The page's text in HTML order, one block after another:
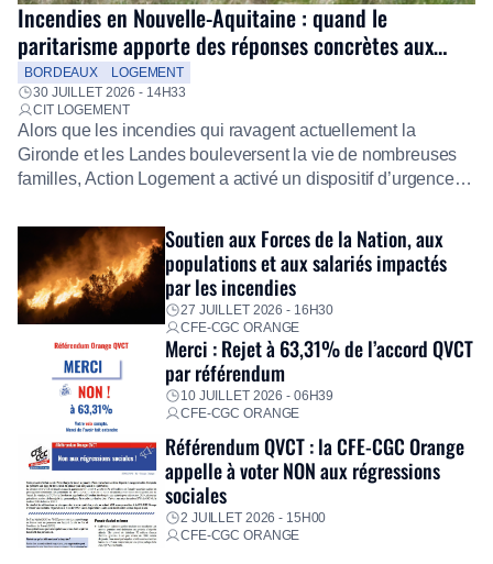
Incendies en Nouvelle-Aquitaine : quand le
paritarisme apporte des réponses concrètes aux
salariés
BORDEAUX
LOGEMENT
30 JUILLET 2026 - 14H33
CIT LOGEMENT
Alors que les incendies qui ravagent actuellement la
Gironde et les Landes bouleversent la vie de nombreuses
familles, Action Logement a activé un dispositif d’urgence
Fidèle à sa mission d’utilité sociale, le Groupe mobilise
immédiatement ses équipes afin de proposer un diagnostic
personnalisé, des aides financières pour faire face aux
premières dépenses, […]
Soutien aux Forces de la Nation, aux
populations et aux salariés impactés
par les incendies
27 JUILLET 2026 - 16H30
CFE-CGC ORANGE
Merci : Rejet à 63,31% de l’accord QVCT
par référendum
10 JUILLET 2026 - 06H39
CFE-CGC ORANGE
Référendum QVCT : la CFE-CGC Orange
appelle à voter NON aux régressions
sociales
2 JUILLET 2026 - 15H00
CFE-CGC ORANGE